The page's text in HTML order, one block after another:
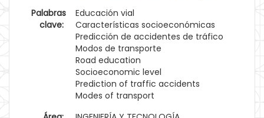
Palabras
clave:
Educación vial
Características socioeconómicas
Predicción de accidentes de tráfico
Modos de transporte
Road education
Socioeconomic level
Prediction of traffic accidents
Modes of transport